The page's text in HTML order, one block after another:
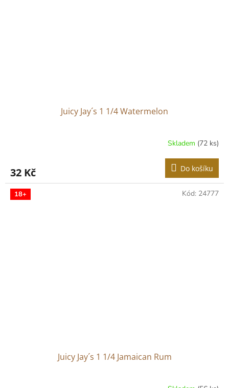
Juicy Jay´s 1 1/4 Watermelon
Skladem (72 ks)
32 Kč Do košíku
18+
Juicy Jay´s 1 1/4 Jamaican Rum
Kód: 24777